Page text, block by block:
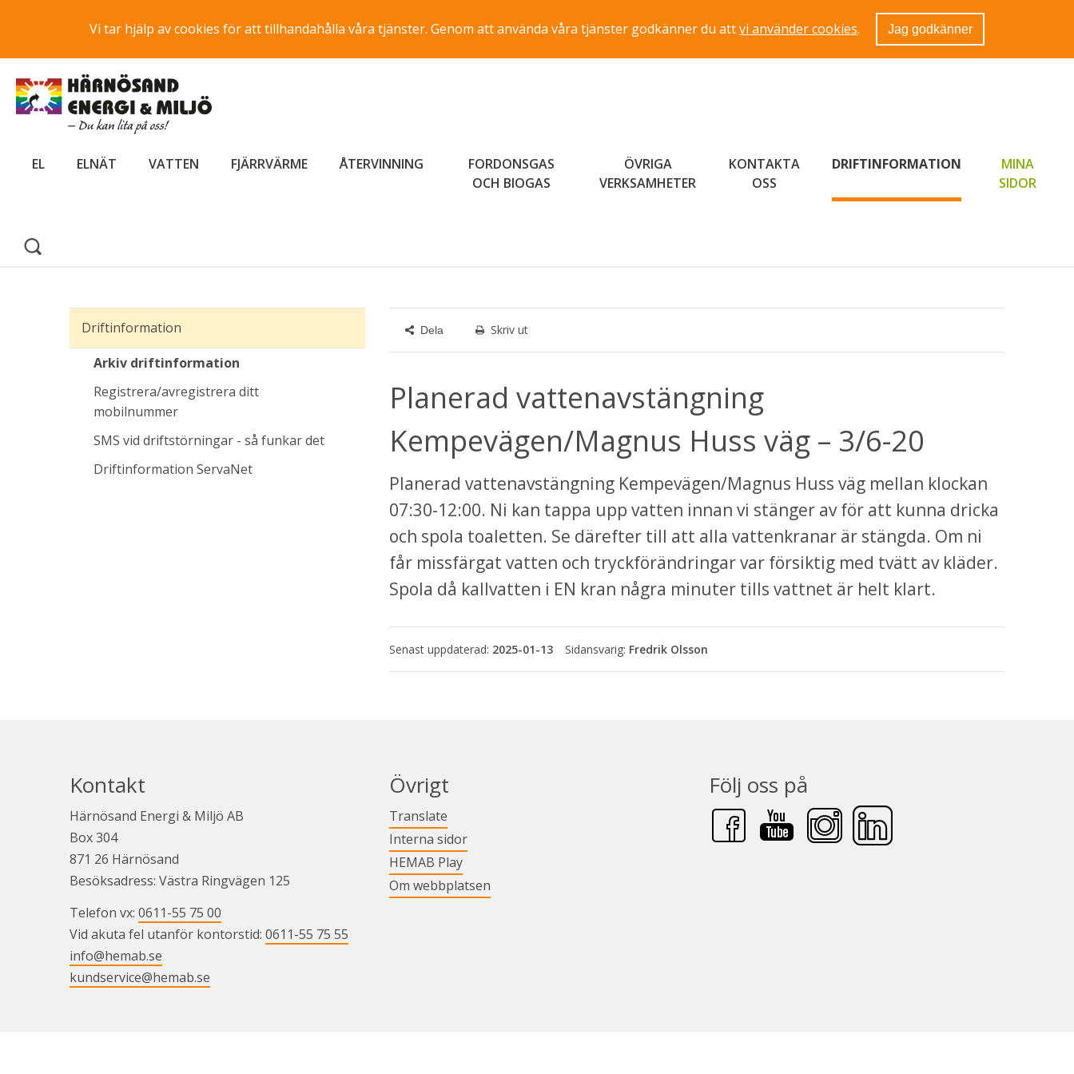
Vi tar hjälp av cookies för att tillhandahålla våra tjänster. Genom att använda våra tjänster godkänner du attvi använder cookies. Jag godkänner
EL ELNÄT VATTEN FJÄRRVÄRME ÅTERVINNING
FORDONSGAS
OCH BIOGAS
ÖVRIGA
VERKSAMHETER
KONTAKTA
OSS
DRIFTINFORMATION
MINA
SIDORLÄNK
Driftinformation
Arkiv driftinformation
Registrera/avregistrera ditt
mobilnummer
SMS vid driftstörningar - så funkar det
Driftinformation ServaNetLänk till annan webbplats.
Dela Skriv ut
Planerad vattenavstängning
Kempevägen/Magnus Huss väg – 3/6-20
Planerad vattenavstängning Kempevägen/Magnus Huss väg mellan klockan
07:30-12:00. Ni kan tappa upp vatten innan vi stänger av för att kunna dricka
och spola toaletten. Se därefter till att alla vattenkranar är stängda. Om ni
får missfärgat vatten och tryckförändringar var försiktig med tvätt av kläder.
Spola då kallvatten i EN kran några minuter tills vattnet är helt klart.
Senast uppdaterad: 2025-01-13 Fredrik Olsson
Kontakt
Härnösand Energi & Miljö AB
Box 304
871 26 Härnösand
Besöksadress: Västra Ringvägen 125
Telefon vx: 0611-55 75 00
Vid akuta fel utanför kontorstid: 0611-55 75 55
info@hemab.se
kundservice@hemab.se
Övrigt
Translate
Interna sidorLänk till annan webbplats.
HEMAB PlayLänk till annan webbplats.
Om webbplatsen
Följ oss på